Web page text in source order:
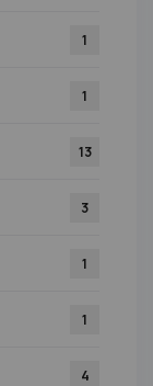
1
1
13
3
1
1
4